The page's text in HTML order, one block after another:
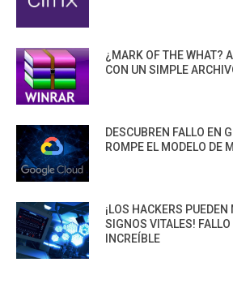
¿MARK OF THE WHAT?
CON UN SIMPLE
DESCUBREN FALLO EN
ROMPE EL MODELO DE
¡LOS HACKERS
SIGNOS VITALES! FALLO
INCREÍBLE